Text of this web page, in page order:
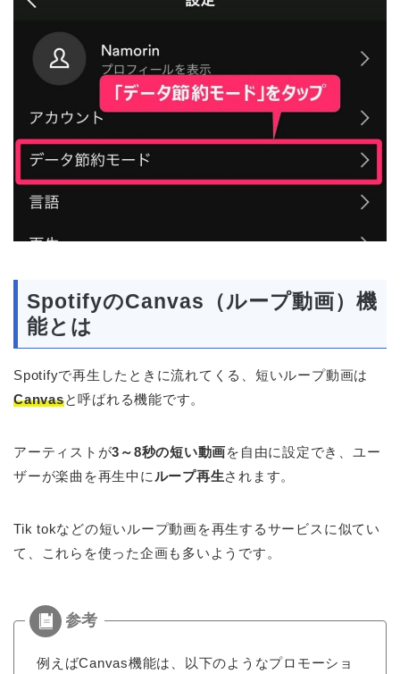
SpotifyのCanvas（ループ動画）機
能とは
Spotifyで再生したときに流れてくる、短いループ動画は
Canvasと呼ばれる機能です。
アーティストが3～8秒の短い動画を自由に設定でき、ユー
ザーが楽曲を再生中に ループ再生されます。
Tik tokなどの短いループ動画を再生するサービスに似てい
て、これらを使った企画も多いようです。
例えばCanvas機能は、以下のようなプロモーショ